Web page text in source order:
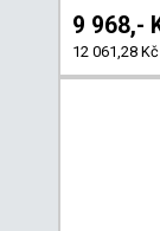
9 968,-
12 061,28